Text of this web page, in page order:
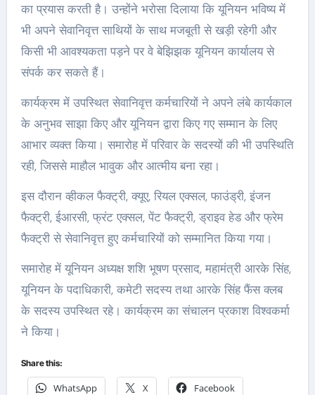
का प्रयास करती है। उन्होंने भरोसा दिलाया कि यूनियन भविष्य में
भी अपने सेवानिवृत्त साथियों के साथ मजबूती से खड़ी रहेगी और
किसी भी आवश्यकता पड़ने पर वे बेझिझक यूनियन कार्यालय से
संपर्क कर सकते हैं।
कार्यक्रम में उपस्थित सेवानिवृत्त कर्मचारियों ने अपने लंबे कार्यकाल
के अनुभव साझा किए और यूनियन द्वारा किए गए सम्मान के लिए
आभार व्यक्त किया। समारोह में परिवार के सदस्यों की भी उपस्थिति
रही, जिससे माहौल भावुक और आत्मीय बना रहा।
इस दौरान व्हीकल फैक्ट्री, क्यूए, रियल एक्सल, फाउंड्री, इंजन
फैक्ट्री, ईआरसी, फ्रंट एक्सल, पेंट फैक्ट्री, ड्राइव हेड और फ्रेम
फैक्ट्री से सेवानिवृत्त हुए कर्मचारियों को सम्मानित किया गया।
समारोह में यूनियन अध्यक्ष शशि भूषण प्रसाद, महामंत्री आरके सिंह,
यूनियन के पदाधिकारी, कमेटी सदस्य तथा आरके सिंह फैंस क्लब
के सदस्य उपस्थित रहे। कार्यक्रम का संचालन प्रकाश विश्वकर्मा
ने किया।
Share this:
WhatsApp X Facebook